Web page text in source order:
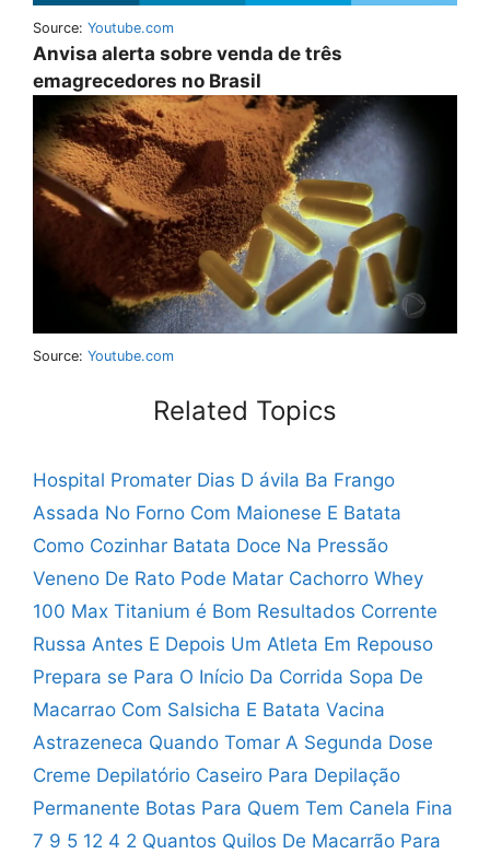
Source: Youtube.com
Anvisa alerta sobre venda de três
emagrecedores no Brasil
Source: Youtube.com
Related Topics
Hospital Promater Dias D ávila Ba Frango
Assada No Forno Com Maionese E Batata
Como Cozinhar Batata Doce Na Pressão
Veneno De Rato Pode Matar Cachorro Whey
100 Max Titanium é Bom Resultados Corrente
Russa Antes E Depois Um Atleta Em Repouso
Prepara se Para O Início Da Corrida Sopa De
Macarrao Com Salsicha E Batata Vacina
Astrazeneca Quando Tomar A Segunda Dose
Creme Depilatório Caseiro Para Depilação
Permanente Botas Para Quem Tem Canela Fina
7 9 5 12 4 2 Quantos Quilos De Macarrão Para